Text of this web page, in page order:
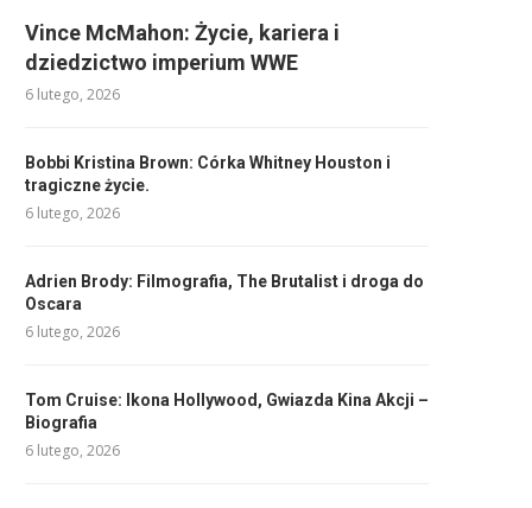
Vince McMahon: Życie, kariera i
dziedzictwo imperium WWE
6 lutego, 2026
Bobbi Kristina Brown: Córka Whitney Houston i
tragiczne życie.
6 lutego, 2026
Adrien Brody: Filmografia, The Brutalist i droga do
Oscara
6 lutego, 2026
Tom Cruise: Ikona Hollywood, Gwiazda Kina Akcji –
Biografia
6 lutego, 2026